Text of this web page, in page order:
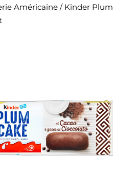
Américaine / Kinder Plum